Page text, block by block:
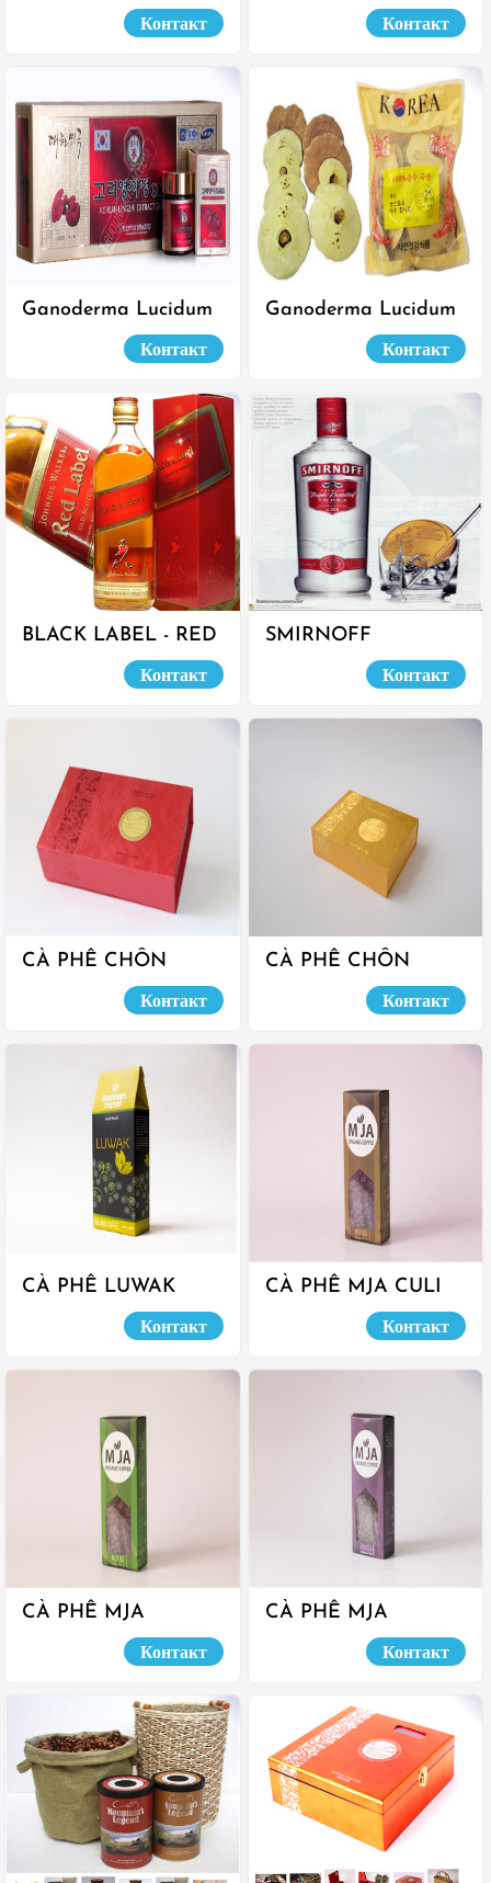
И Экстракт Пантов
Оленя Мягкие
Контакт
Pocheon 50G X 5
Контакт
Ganoderma Lucidum
Экстракт 50G X 5
Контакт
Ganoderma Lucidum
Контакт
BLACK LABEL - RED
Контакт
SMIRNOFF
Контакт
CÀ PHÊ CHỒN
Контакт
CÀ PHÊ CHỒN
MOCHA - ROBUSTA
Контакт
CÀ PHÊ LUWAK
Контакт
CÀ PHÊ MJA CULI
Контакт
CÀ PHÊ MJA
Контакт
CÀ PHÊ MJA
Контакт